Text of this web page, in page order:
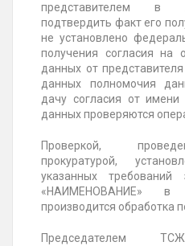
представителем в
подтвердить факт его
не установлено
получения согласия на
данных от
данных полномочия
дачу согласия от имени
данных проверяются
Проверкой,
прокуратурой,
указанных требований
«НАИМЕНОВАНИЕ» в
производится обработка
Председателем